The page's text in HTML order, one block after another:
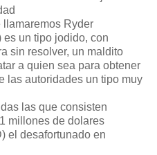
Ryder
es un tipo jodido, con
sin resolver, un maldito
a quien sea para obtener
las autoridades un tipo muy
las que consisten
millones de dolares
el desafortunado en